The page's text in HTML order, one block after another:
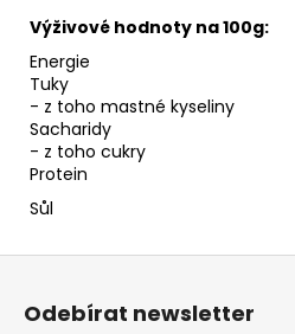
Výživové hodnoty na 100g:
Energie
Tuky
- z toho mastné kyseliny
Sacharidy
- z toho cukry
Protein
Sůl
50G
52,-)
13
Kč
Z
Odebírat newsletter